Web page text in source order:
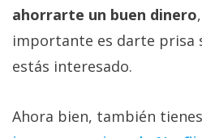
ahorrarte un buen dinero
importante es darte prisa
estás interesado.
Ahora bien, también